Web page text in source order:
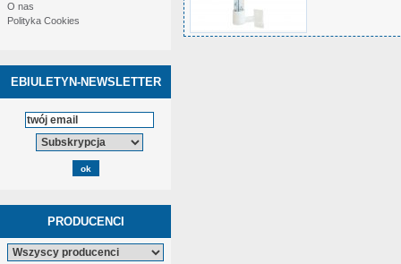
O nas
Polityka Cookies
EBIULETYN-NEWSLETTER
PRODUCENCI